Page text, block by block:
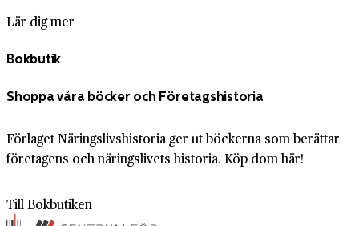
Lär dig mer
Bokbutik
Shoppa våra böcker och Företagshistoria
Förlaget Näringslivshistoria ger ut böckerna som berättar
företagens och näringslivets historia. Köp dom här!
Till Bokbutiken